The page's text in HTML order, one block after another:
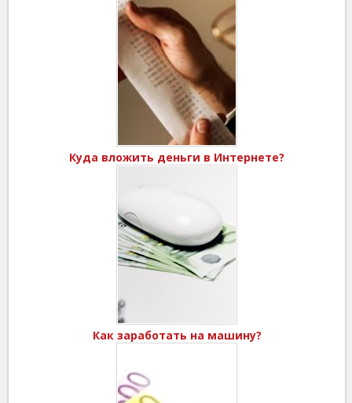
Куда вложить деньги в Интернете?
Как заработать на машину?